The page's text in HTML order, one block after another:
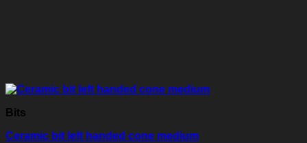
Bits
Ceramic bit left handed cone medium